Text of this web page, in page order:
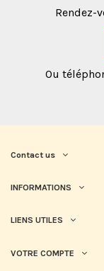
Rendez-
Ou
Contact us
INFORMATIONS
LIENS UTILES
VOTRE COMPTE